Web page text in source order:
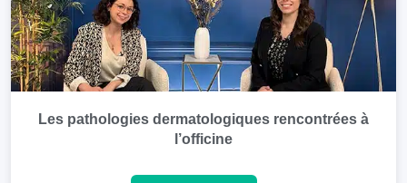
Les pathologies dermatologiques rencontrées à
l’officine